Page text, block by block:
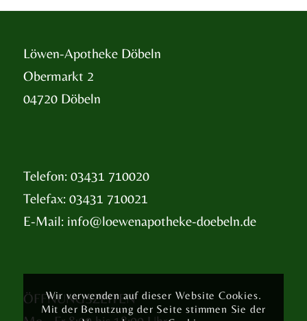
Löwen-Apotheke Döbeln
Obermarkt 2
04720 Döbeln
Telefon: 03431 710020
Telefax: 03431 710021
E-Mail: info@loewenapotheke-doebeln.de
ÖFFNUNGSZEITEN
Wir verwenden auf dieser Website Cookies.
Mit der Benutzung der Seite stimmen Sie der